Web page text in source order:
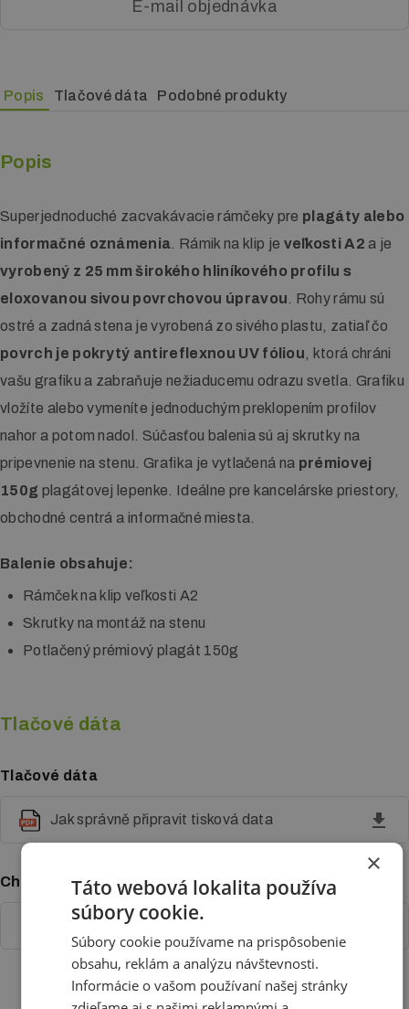
E-mail objednávka
Popis Tlačové dáta Podobné produkty
Popis
Superjednoduché zacvakávacie rámčeky pre plagáty alebo
informačné oznámenia . Rámik na klip je veľkosti A2 a je
vyrobený z 25 mm širokého hliníkového profilu s
eloxovanou sivou povrchovou úpravou . Rohy rámu sú
ostré a zadná stena je vyrobená zo sivého plastu, zatiaľ čo
povrch je pokrytý antireflexnou UV fóliou , ktorá chráni
vašu grafiku a zabraňuje nežiaducemu odrazu svetla. Grafiku
vložíte alebo vymeníte jednoduchým preklopením profilov
nahor a potom nadol. Súčasťou balenia sú aj skrutky na
pripevnenie na stenu. Grafika je vytlačená na prémiovej
150g plagátovej lepenke. Ideálne pre kancelárske priestory,
obchodné centrá a informačné miesta.
Balenie obsahuje:
Rámček na klip veľkosti A2
Skrutky na montáž na stenu
Potlačený prémiový plagát 150g
Tlačové dáta
Tlačové dáta
Jak správně připravit tisková data
Chcete si u nás pripraviť tlačové dáta?
Naši grafici pre vás pripravia tlačové dáta
×
Táto webová lokalita používa
súbory cookie.
Súbory cookie používame na prispôsobenie
obsahu, reklám a analýzu návštevnosti.
Informácie o vašom používaní našej stránky